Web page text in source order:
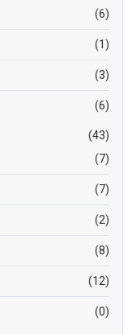
(6)
(1)
(3)
(6)
(43)
(7)
(7)
(2)
(8)
(12)
(0)